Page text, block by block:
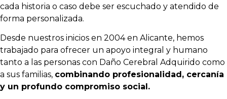
cada historia o caso debe ser escuchado y atendido de
forma personalizada.
Desde nuestros inicios en 2004 en Alicante, hemos
trabajado para ofrecer un apoyo integral y humano
tanto a las personas con Daño Cerebral Adquirido como
a sus familias, combinando profesionalidad, cercanía
y un profundo compromiso social.